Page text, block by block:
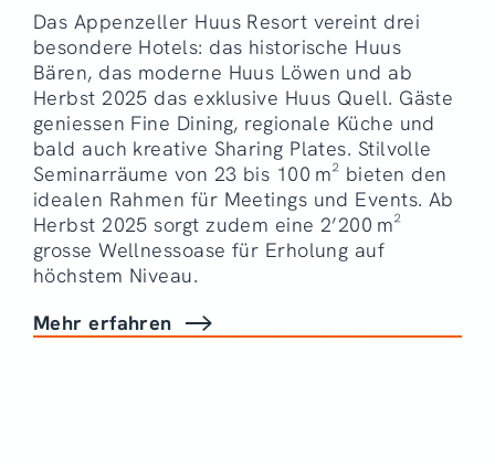
Das Appenzeller Huus Resort vereint drei
besondere Hotels: das historische Huus
Bären, das moderne Huus Löwen und ab
Herbst 2025 das exklusive Huus Quell. Gäste
geniessen Fine Dining, regionale Küche und
bald auch kreative Sharing Plates. Stilvolle
Seminarräume von 23 bis 100 m² bieten den
idealen Rahmen für Meetings und Events. Ab
Herbst 2025 sorgt zudem eine 2’200 m²
grosse Wellnessoase für Erholung auf
höchstem Niveau.
Mehr erfahren